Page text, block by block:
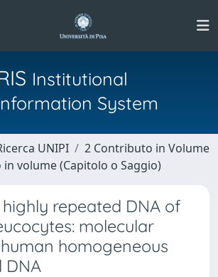
Institutional
System
UNIPI
2 Contributo in Volume
volume (Capitolo o Saggio)
repeated DNA of
molecular
homogeneous
DNA